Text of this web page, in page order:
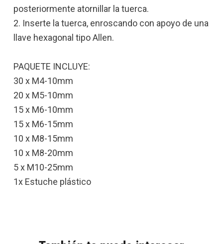
posteriormente atornillar la tuerca.
2. Inserte la tuerca, enroscando con apoyo de una
llave hexagonal tipo Allen.
PAQUETE INCLUYE:
30 x M4-10mm
20 x M5-10mm
15 x M6-10mm
15 x M6-15mm
10 x M8-15mm
10 x M8-20mm
5 x M10-25mm
1x Estuche plástico